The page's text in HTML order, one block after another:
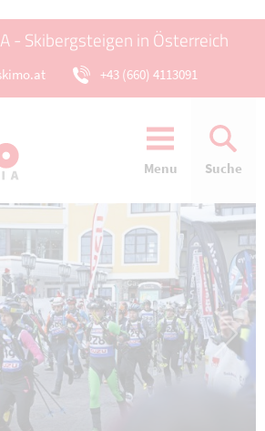
- Skibergsteigen in Österreich
+43 (660) 4113091
Menu Suche